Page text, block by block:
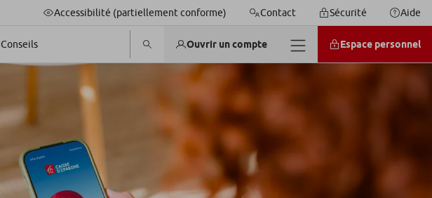
Accessibilité (partiellement conforme) Contact Sécurité Aide
Conseils Ouvrir un compte Espace personnel